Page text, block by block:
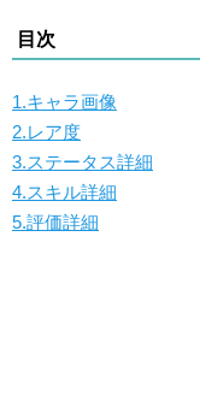
目次
1.キャラ画像
2.レア度
3.ステータス詳細
4.スキル詳細
5.評価詳細